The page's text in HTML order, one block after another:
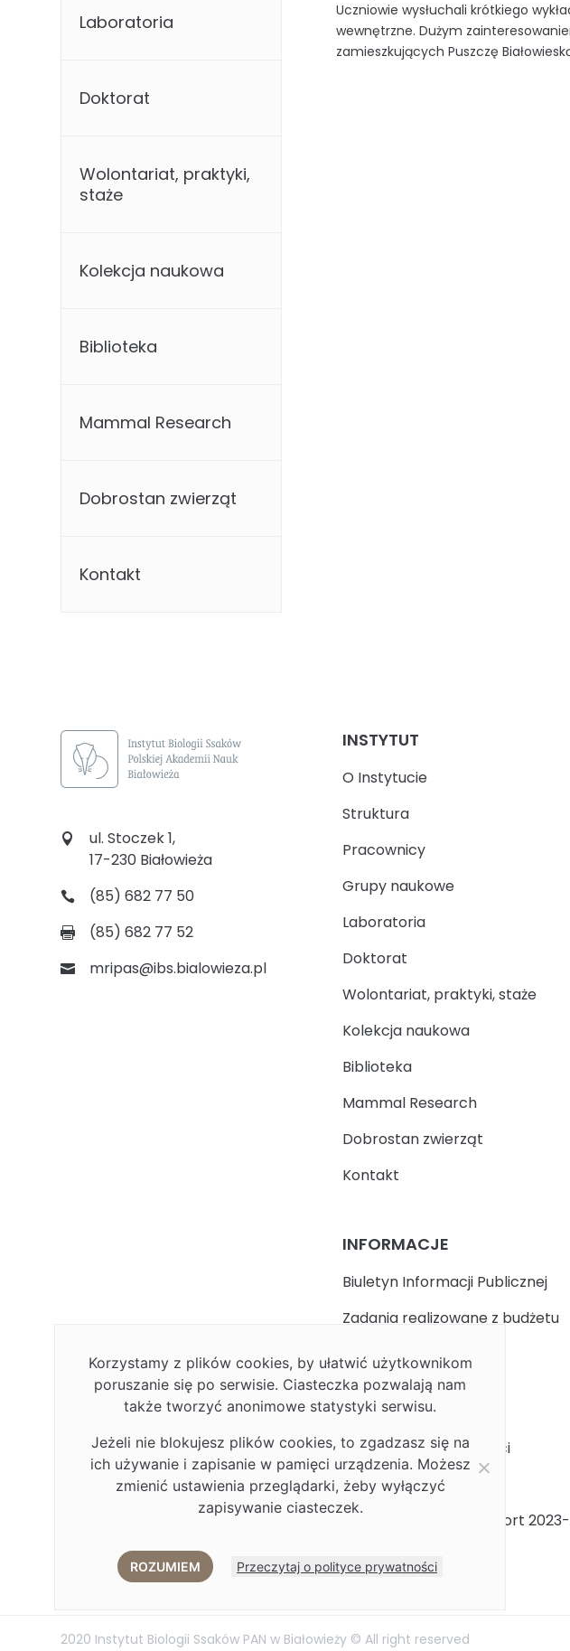
Uczniowie wysłuchali krótkiego
wewnętrzne. Dużym
zamieszkujących Puszczę
Laboratoria
Doktorat
Wolontariat, praktyki,
staże
Kolekcja naukowa
Biblioteka
Mammal Research
Dobrostan zwierząt
Kontakt
ul. Stoczek 1,
17-230 Białowieża
(85) 682 77 50
(85) 682 77 52
mripas@ibs.bialowieza.pl
INSTYTUT
O Instytucie
Struktura
Pracownicy
Grupy naukowe
Laboratoria
Doktorat
Wolontariat, praktyki, staże
Kolekcja naukowa
Biblioteka
Mammal Research
Dobrostan zwierząt
Kontakt
INFORMACJE
Biuletyn Informacji Publicznej
Zadania realizowane z budżetu
Facebook
Polityka prywatności
Deklaracja dostępności
Plan Równości Płci
Plan Równości Płci Raport
2020 Instytut Biologii Ssaków PAN w Białowieży © All right reserved
Korzystamy z plików cookies, by ułatwić użytkownikom
poruszanie się po serwisie. Ciasteczka pozwalają nam
także tworzyć anonimowe statystyki serwisu.
Jeżeli nie blokujesz plików cookies, to zgadzasz się na
ich używanie i zapisanie w pamięci urządzenia. Możesz
zmienić ustawienia przeglądarki, żeby wyłączyć
zapisywanie ciasteczek.
ROZUMIEM Przeczytaj o polityce prywatności